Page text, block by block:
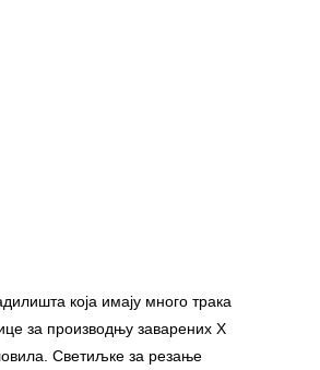
која имају много трака
за производњу заварених Х
Светиљке за резање